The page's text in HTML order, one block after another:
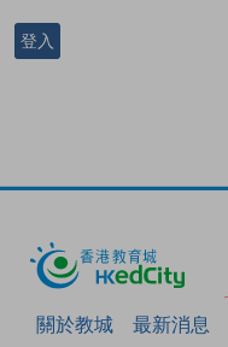
登入
關於教城 最新消息